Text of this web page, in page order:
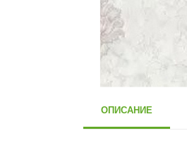
ОПИСАНИЕ